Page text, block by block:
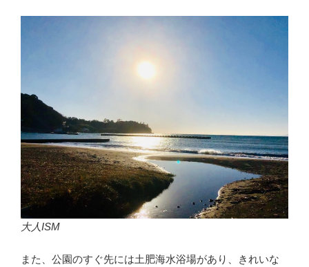
大人ISM
また、公園のすぐ先には土肥海水浴場があり、きれいな